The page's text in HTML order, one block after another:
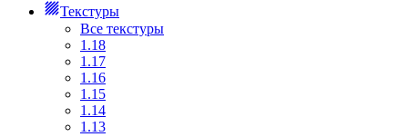
Текстуры
Все текстуры
1.18
1.17
1.16
1.15
1.14
1.13